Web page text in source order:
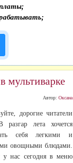
Автор: Оксана
дорогие читатели
разгар лета хочется
себя легкими и
овощными блюдами.
у нас сегодня в меню